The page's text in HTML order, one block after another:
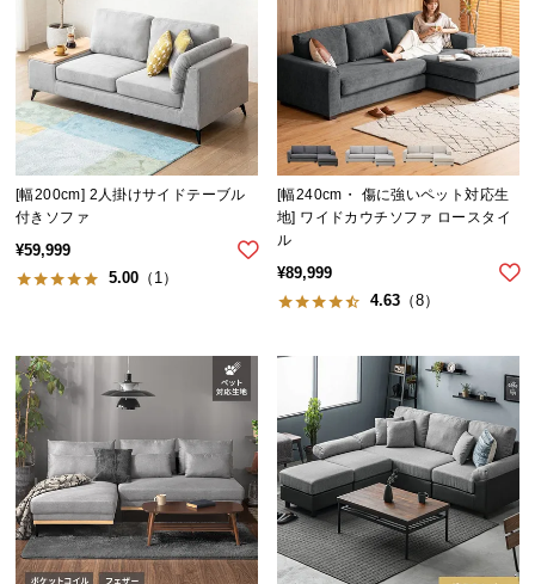
送
料
に
つ
い
て
大
型
送
つ
い
て
中
型
[幅200cm] 2人掛けサイドテーブル
付きソファ
¥59,999
5.00 （1）
[幅240cm・ 傷に強いペット対応生
地] ワイドカウチソファ ロースタイ
ル
¥89,999
4.63 （8）